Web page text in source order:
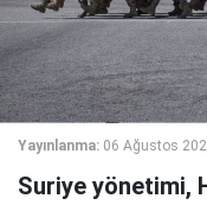
Yayınlanma: 06 Ağustos
Suriye yönetimi,